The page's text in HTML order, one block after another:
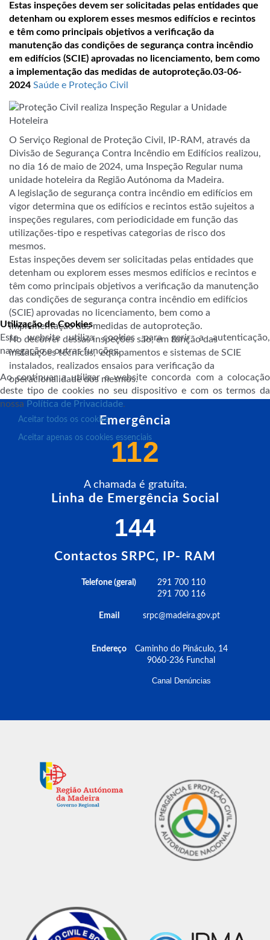
Estas inspeções devem ser solicitadas pelas entidades que
detenham ou explorem esses mesmos edifícios e recintos
e têm como principais objetivos a verificação da
manutenção das condições de segurança contra incêndio
em edifícios (SCIE) aprovadas no licenciamento, bem como
a implementação das medidas de autoproteção.03-06-
2024 Saúde e Proteção Civil
O Serviço Regional de Proteção Civil, IP-RAM, através da
Divisão de Segurança Contra Incêndio em Edifícios realizou,
no dia 16 de maio de 2024, uma Inspeção Regular numa
unidade hoteleira da Região Autónoma da Madeira.
A legislação de segurança contra incêndio em edifícios em
vigor determina que os edifícios e recintos estão sujeitos a
inspeções regulares, com periodicidade em função das
utilizações-tipo e respetivas categorias de risco dos
mesmos.
Estas inspeções devem ser solicitadas pelas entidades que
detenham ou explorem esses mesmos edifícios e recintos e
têm como principais objetivos a verificação da manutenção
das condições de segurança contra incêndio em edifícios
(SCIE) aprovadas no licenciamento, bem como a
implementação das medidas de autoproteção.
No decorrer dessas inspeções são, em função das
instalações técnicas, equipamentos e sistemas de SCIE
instalados, realizados ensaios para verificação da
operacionalidade dos mesmos.
Emergência
112
A chamada é gratuita.
Linha de Emergência Social
144
Contactos SRPC, IP- RAM
Telefone (geral)
Email
Endereço
291 700 110
291 700 116
srpc@madeira.gov.pt
Caminho do Pináculo, 14
9060-236 Funchal
Canal Denúncias
Utilização de Cookies
Este website utiliza cookies para gerir a autenticação,
navegação e outras funções.
Ao continuar a utilizar o website concorda com a colocação
deste tipo de cookies no seu dispositivo e com os termos da
nossa Política de Privacidade.
Aceitar todos os cookies
Aceitar apenas os cookies essenciais